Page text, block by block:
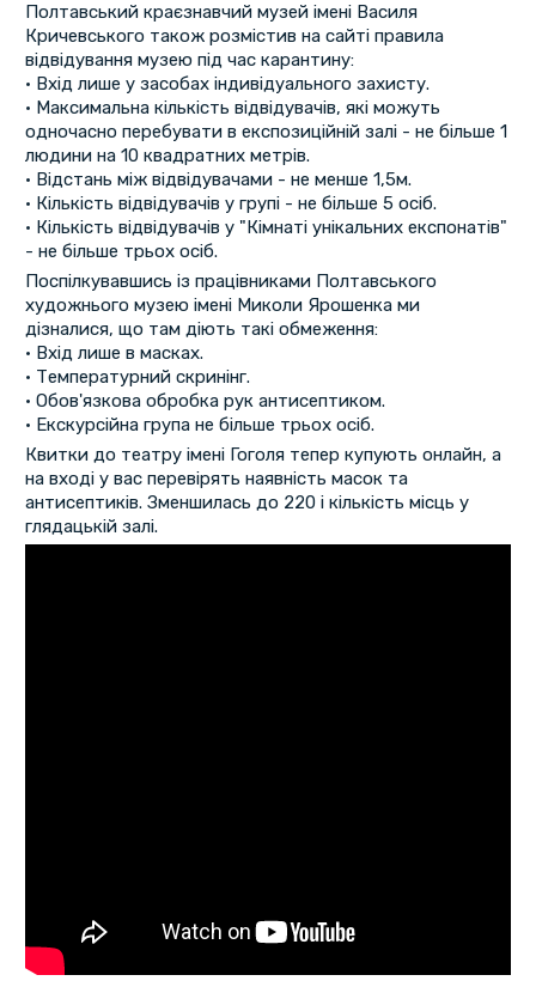
Полтавський краєзнавчий музей імені Василя
Кричевського також розмістив на сайті правила
відвідування музею під час карантину:
• Вхід лише у засобах індивідуального захисту.
• Максимальна кількість відвідувачів, які можуть
одночасно перебувати в експозиційній залі - не більше 1
людини на 10 квадратних метрів.
• Відстань між відвідувачами - не менше 1,5м.
• Кількість відвідувачів у групі - не більше 5 осіб.
• Кількість відвідувачів у "Кімнаті унікальних експонатів"
- не більше трьох осіб.
Поспілкувавшись із працівниками Полтавського
художнього музею імені Миколи Ярошенка ми
дізналися, що там діють такі обмеження:
• Вхід лише в масках.
• Температурний скринінг.
• Обов'язкова обробка рук антисептиком.
• Екскурсійна група не більше трьох осіб.
Квитки до театру імені Гоголя тепер купують онлайн, а
на вході у вас перевірять наявність масок та
антисептиків. Зменшилась до 220 і кількість місць у
глядацькій залі.